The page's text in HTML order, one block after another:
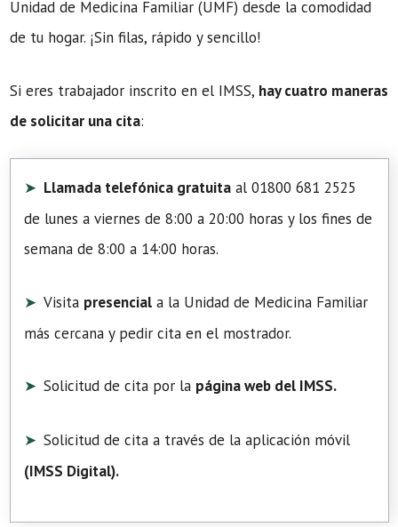
Unidad de Medicina Familiar (UMF) desde la comodidad
de tu hogar. ¡Sin filas, rápido y sencillo!
Si eres trabajador inscrito en el IMSS, hay cuatro maneras
de solicitar una cita:
Llamada telefónica gratuita al 01800 681 2525
de lunes a viernes de 8:00 a 20:00 horas y los fines de
semana de 8:00 a 14:00 horas.
Visita presencial a la Unidad de Medicina Familiar
más cercana y pedir cita en el mostrador.
Solicitud de cita por la página web del IMSS.
Solicitud de cita a través de la aplicación móvil
(IMSS Digital).